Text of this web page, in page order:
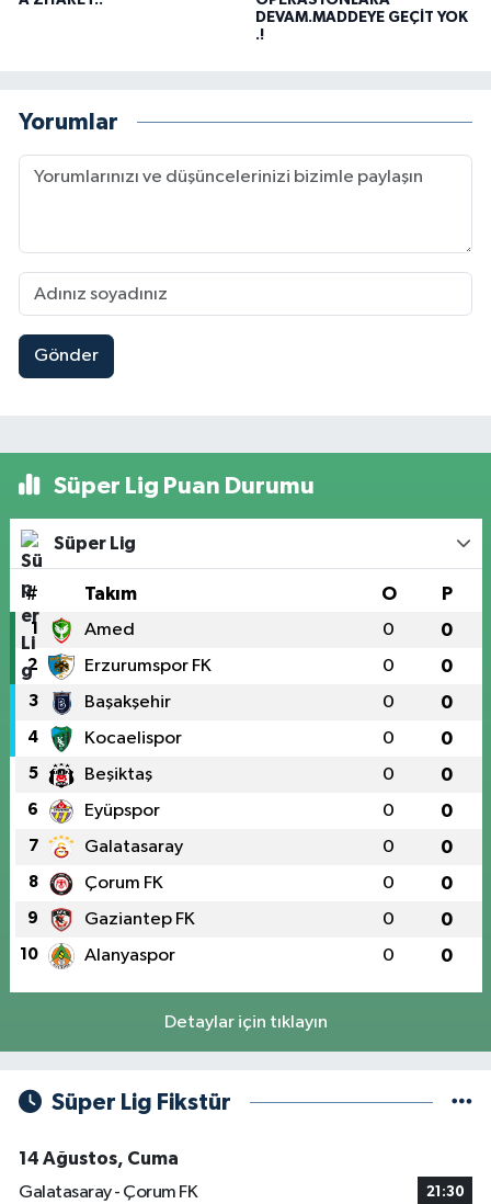
DEVAM.MADDEYE GEÇİT YOK
.!
Yorumlar
Gönder
Süper Lig Puan Durumu
Süper Lig
# Takım O P
1 Amed 0 0
2 Erzurumspor FK 0 0
3 Başakşehir 0 0
4 Kocaelispor 0 0
5 Beşiktaş 0 0
6 Eyüpspor 0 0
7 Galatasaray 0 0
8 Çorum FK 0 0
9 Gaziantep FK 0 0
10 Alanyaspor 0 0
Detaylar için tıklayın
Süper Lig Fikstür
14 Ağustos, Cuma
Galatasaray - Çorum FK
21:30